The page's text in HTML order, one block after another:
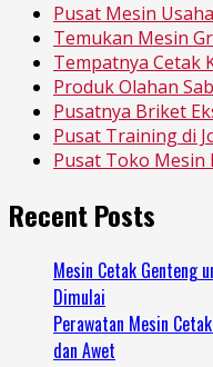
Pusat Mesin
Temukan Mesin
Tempatnya Cetak
Produk Olahan
Pusatnya Briket
Pusat Training di
Pusat Toko Mesin
Recent Posts
Mesin Cetak Genteng
Dimulai
Perawatan Mesin
dan Awet